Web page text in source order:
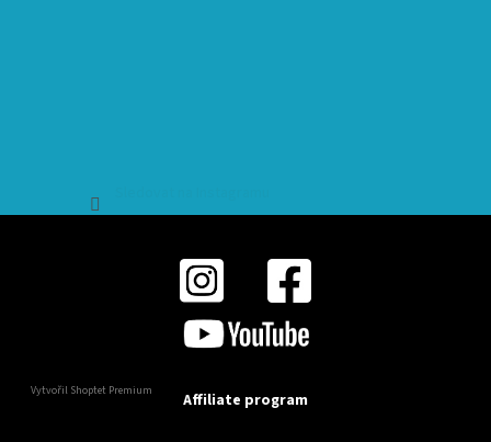
Vytvořil Shoptet Premium Affiliate program